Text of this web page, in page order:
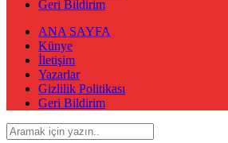
Geri Bildirim
ANA SAYFA
Künye
İletişim
Yazarlar
Gizlilik Politikası
Geri Bildirim